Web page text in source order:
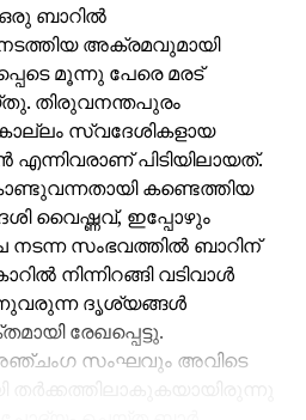
ഒരു ബാറില്‍
അക്രമവുമായി
മൂന്നു പേരെ മരട്
തിരുവനന്തപുരം
സ്വദേശികളായ
പിടിയിലായത്.
കണ്ടെത്തിയ
വൈഷ്ണവ്, ഇപ്പോഴും
നടന്ന സംഭവത്തില്‍ ബാറിന്
നിന്നിറങ്ങി വടിവാള്‍
ദൃശ്യങ്ങള്‍
രേഖപ്പെട്ടു.
അഞ്ചംഗ സംഘവും അവിടെ